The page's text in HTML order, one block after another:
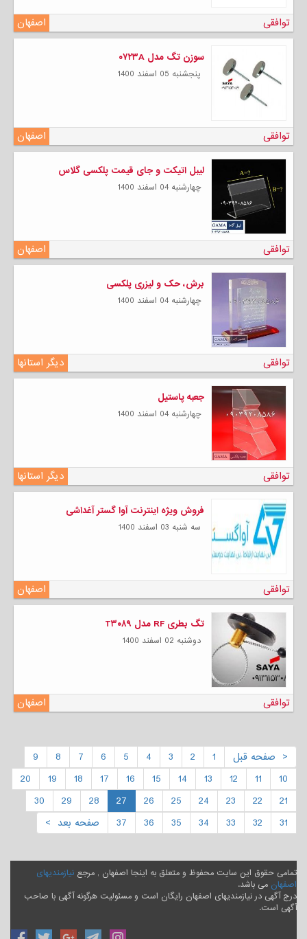
اصفهان توافقی
سوزن تگ مدل ۰۷۲۳A
پنجشنبه 05 اسفند 1400
اصفهان توافقی
لیبل اتیکت و جای قیمت پلکسی گلاس
چهارشنبه 04 اسفند 1400
اصفهان توافقی
برش، حک و لیزری پلکسی
چهارشنبه 04 اسفند 1400
دیگر استانها توافقی
جعبه پاستیل
چهارشنبه 04 اسفند 1400
دیگر استانها توافقی
فروش ویژه اینترنت آوا گستر آغداشی
سه شنبه 03 اسفند 1400
اصفهان توافقی
تگ بطری RF مدل T۳۰۸۹
دوشنبه 02 اسفند 1400
اصفهان توافقی
< صفحه قبل 1
2
3
4
5
6
7
8
9
10
11
12
13
14
15
16
17
18
19
20
21
22
23
24
25
26
27
28
29
30
31
32
33
34
35
36
37 صفحه بعد >
تمامی حقوق این سایت محفوظ و متعلق به اینجا اصفهان , مرجع نیازمندیهای
اصفهان می باشد.
درج آگهی در نیازمندیهای اصفهان رایگان است و مسئولیت هرگونه آگهی با صاحب
آگهی است.